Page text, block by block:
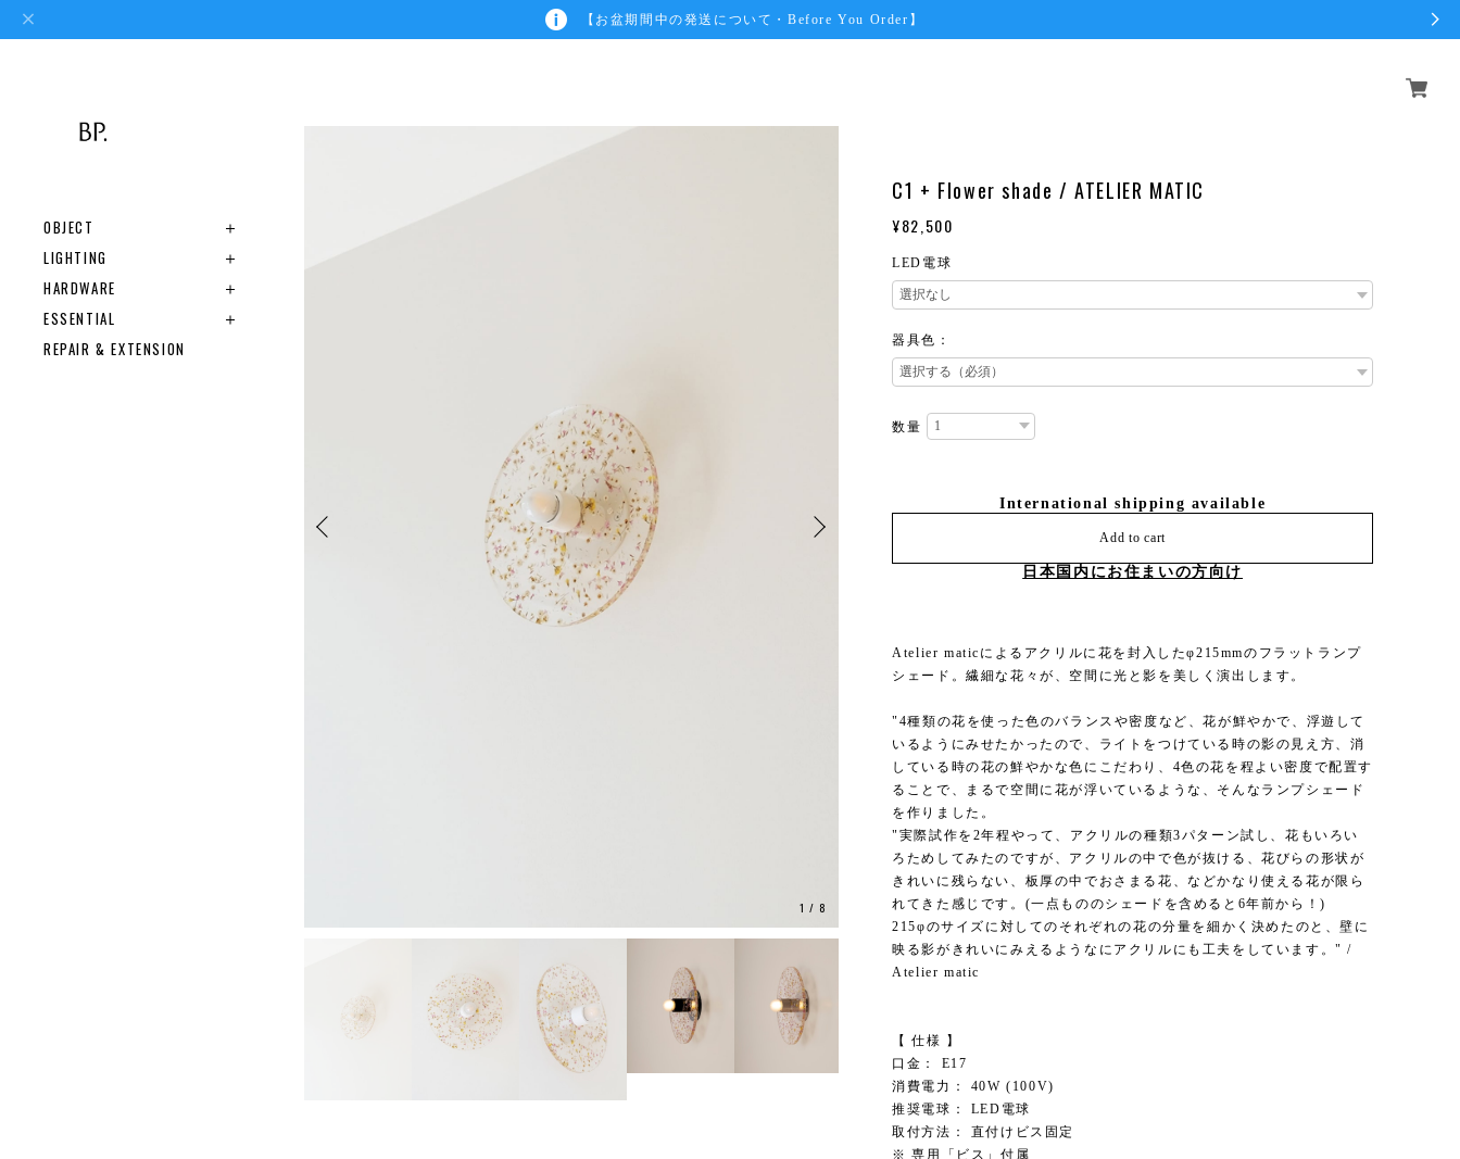
【お盆期間中の発送について・Before You Order】
OBJECT
LIGHTING
HARDWARE
ESSENTIAL
REPAIR & EXTENSION
1 / 8
C1 + Flower shade / ATELIER MATIC
¥82,500
LED電球
器具色：
数量
International shipping available
Add to cart
日本国内にお住まいの方向け
Atelier maticによるアクリルに花を封入したφ215mmのフラットランプ
シェード。繊細な花々が、空間に光と影を美しく演出します。
"4種類の花を使った色のバランスや密度など、花が鮮やかで、浮遊して
いるようにみせたかったので、ライトをつけている時の影の見え方、消
している時の花の鮮やかな色にこだわり、4色の花を程よい密度で配置す
ることで、まるで空間に花が浮いているような、そんなランプシェード
を作りました。
"実際試作を2年程やって、アクリルの種類3パターン試し、花もいろい
ろためしてみたのですが、アクリルの中で色が抜ける、花びらの形状が
きれいに残らない、板厚の中でおさまる花、などかなり使える花が限ら
れてきた感じです。(一点もののシェードを含めると6年前から！)
215φのサイズに対してのそれぞれの花の分量を細かく決めたのと、壁に
映る影がきれいにみえるようなにアクリルにも工夫をしています。" /
Atelier matic
【 仕様 】
口金： E17
消費電力： 40W (100V)
推奨電球： LED電球
取付方法： 直付けビス固定
※ 専用「ビス」付属